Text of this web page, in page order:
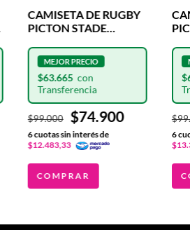
CAMISETA DE RUGBY
PICTON STADE
MATCH
$99.000 $74.900
$63.665
6cuotas sin interés de
$12.483,33
COMPRAR
6